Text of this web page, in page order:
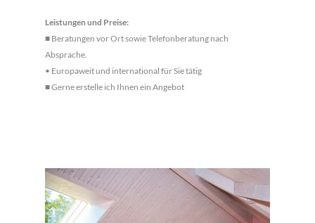
Leistungen und Preise:
■ Beratungen vor Ort sowie Telefonberatung nach
Absprache.
• Europaweit und international für Sie tätig
■Gerne erstelle ich Ihnen ein Angebot